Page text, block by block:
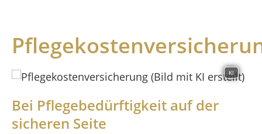
KI
Bei Pflegebedürftigkeit auf der
sicheren Seite